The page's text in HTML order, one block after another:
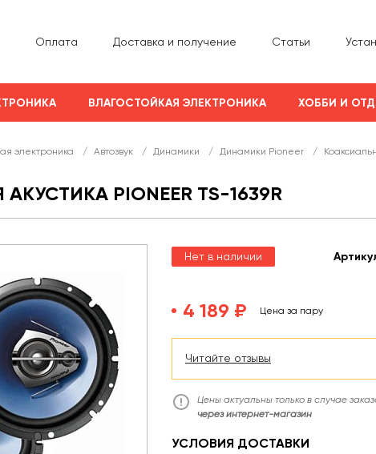
Оплата Доставка и получение Статьи
ВЛАГОСТОЙКАЯ ЭЛЕКТРОНИКА ХОББИ И
электроника / Автозвук / Динамики / Динамики Pioneer /
PIONEER TS-1639R
Нет в наличии Арт
4 189 ₽ Цена за пару
Читайте отзывы
Цены актуальны только в случае
через интернет-магазин
УСЛОВИЯ ДОСТАВКИ